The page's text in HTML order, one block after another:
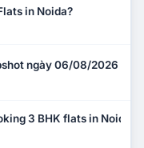
in Noida?
ngày 06/08/2026
3 BHK flats in Noida?